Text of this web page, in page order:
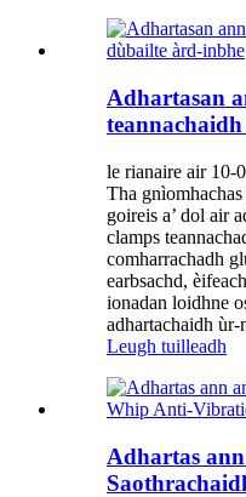
Adhartasan
le rianaire air 10-
Tha
goireis a’ dol air
clamps
comharrachadh
earbsachd,
ionadan loidhne
adhartachaidh ùr-
Leugh tuilleadh
Adhartas